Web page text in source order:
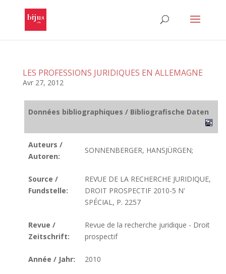
LES PROFESSIONS JURIDIQUES EN ALLEMAGNE
Avr 27, 2012
Données bibliographiques / Bibliografische Daten
Auteurs /
Autoren:
SONNENBERGER, HANSJÜRGEN;
Source /
Fundstelle:
REVUE DE LA RECHERCHE JURIDIQUE,
DROIT PROSPECTIF 2010-5 N'
SPÉCIAL, P. 2257
Revue /
Zeitschrift:
Revue de la recherche juridique - Droit
prospectif
Année / Jahr: 2010